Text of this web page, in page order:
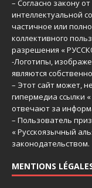
– Согласно закону
интеллектуальной
частичное или
коллективного
разрешения «
-Логотипы,
являются
– Этот сайт может,
гипермедиа ссылки
отвечают за
– Пользователь
« Русскоязычный
законодательством.
MENTIONS